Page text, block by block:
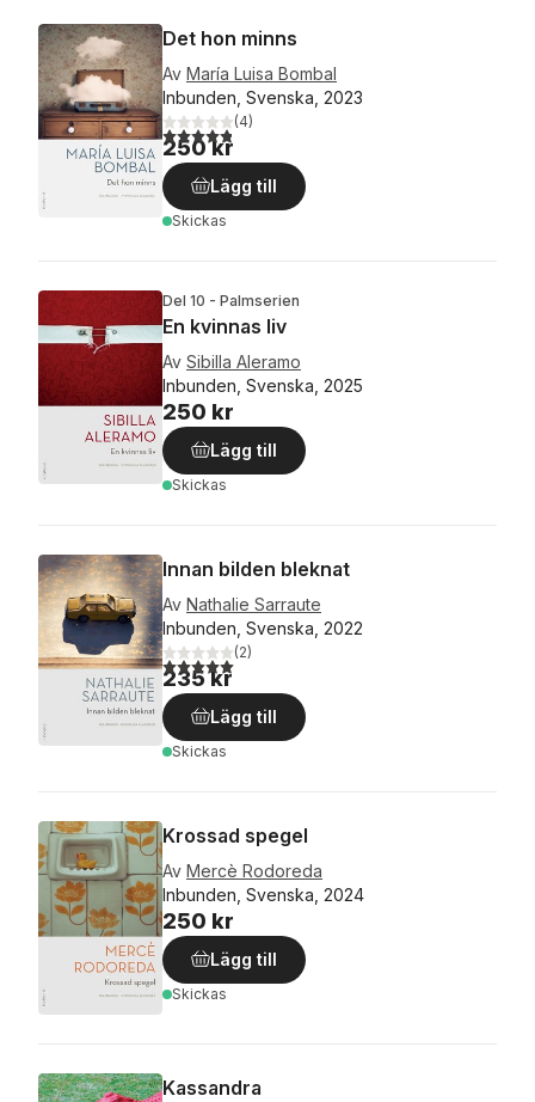
Det hon minns
Av María Luisa Bombal
Inbunden, Svenska, 2023
4,8utav 5 stjärnor. Totalt antal röster:
(4)
250 kr
Lägg till
Skickas
Del 10 - Palmserien
En kvinnas liv
Av Sibilla Aleramo
Inbunden, Svenska, 2025
250 kr
Lägg till
Skickas
Innan bilden bleknat
Av Nathalie Sarraute
Inbunden, Svenska, 2022
5,0utav 5 stjärnor. Totalt antal röster:
(2)
235 kr
Lägg till
Skickas
Krossad spegel
Av Mercè Rodoreda
Inbunden, Svenska, 2024
250 kr
Lägg till
Skickas
Kassandra